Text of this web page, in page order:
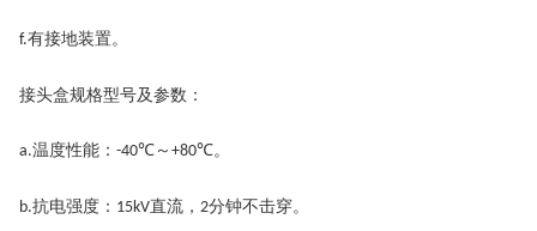
f.有接地装置。
接头盒规格型号及参数：
a.温度性能： -40℃～ +80℃。
b.抗电强度： 15kV直流， 2分钟不击穿。